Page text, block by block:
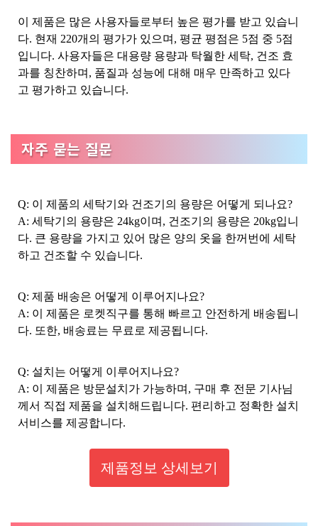
이 제품은 많은 사용자들로부터 높은 평가를 받고 있습니
다. 현재 220개의 평가가 있으며, 평균 평점은 5점 중 5점
입니다. 사용자들은 대용량 용량과 탁월한 세탁, 건조 효
과를 칭찬하며, 품질과 성능에 대해 매우 만족하고 있다
고 평가하고 있습니다.
자주 묻는 질문
Q: 이 제품의 세탁기와 건조기의 용량은 어떻게 되나요?
A: 세탁기의 용량은 24kg이며, 건조기의 용량은 20kg입니
다. 큰 용량을 가지고 있어 많은 양의 옷을 한꺼번에 세탁
하고 건조할 수 있습니다.
Q: 제품 배송은 어떻게 이루어지나요?
A: 이 제품은 로켓직구를 통해 빠르고 안전하게 배송됩니
다. 또한, 배송료는 무료로 제공됩니다.
Q: 설치는 어떻게 이루어지나요?
A: 이 제품은 방문설치가 가능하며, 구매 후 전문 기사님
께서 직접 제품을 설치해드립니다. 편리하고 정확한 설치
서비스를 제공합니다.
제품정보 상세보기